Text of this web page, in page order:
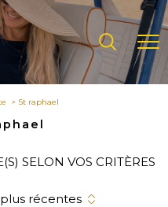
St raphael
SELON VOS CRITÈRES
récentes